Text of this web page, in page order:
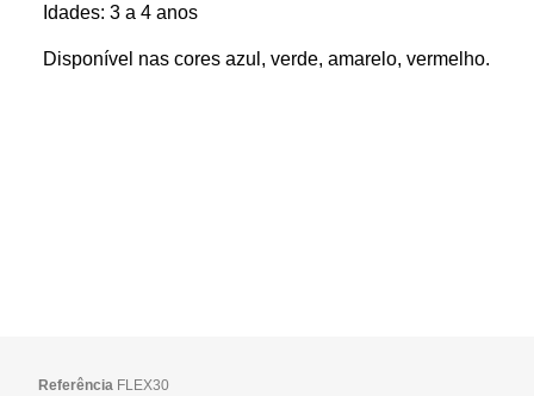
Idades: 3 a 4 anos
Disponível nas cores azul, verde, amarelo, vermelho.
Referência FLEX30